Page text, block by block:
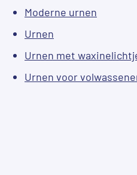
Moderne urnen
Urnen
Urnen met
Urnen voor